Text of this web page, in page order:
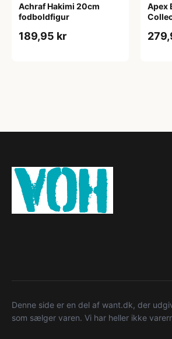
Achraf Hakimi 20cm
fodboldfigur
189,95 kr
Apex
Denne side er en del af want.dk, der
som sælger varen. Vi har heller ikke